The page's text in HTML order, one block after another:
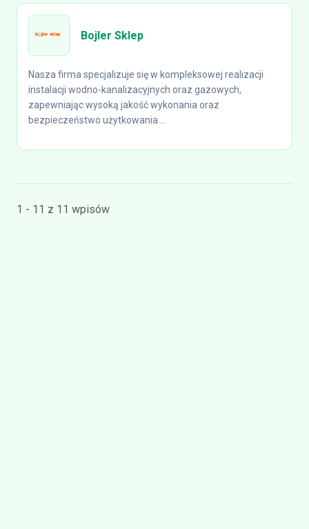
Bojler Sklep
Nasza firma specjalizuje się w kompleksowej realizacji
instalacji wodno-kanalizacyjnych oraz gazowych,
zapewniając wysoką jakość wykonania oraz
bezpieczeństwo użytkowania....
1 - 11 z 11 wpisów